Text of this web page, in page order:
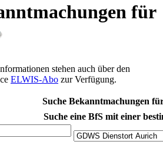
für
stehen auch über den
ELWIS-Abo zur Verfügung.
Suche Bekanntmachungen
Suche eine BfS mit einer